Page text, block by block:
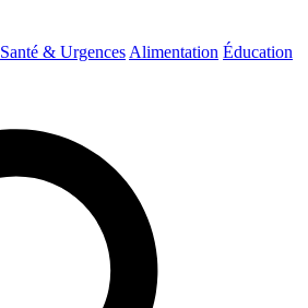
Santé & Urgences Alimentation Éducation